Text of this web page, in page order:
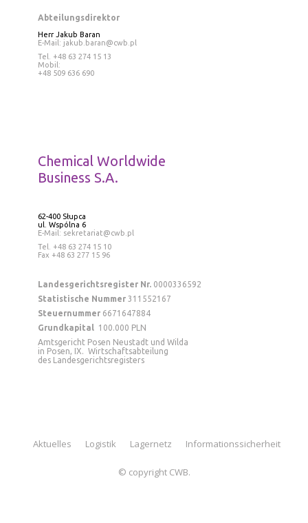
Abteilungsdirektor
Herr Jakub Baran
E-Mail: jakub.baran@cwb.pl
Tel . +48 63 274 15 13
Mobil:
+48 509 636 690
Chemical Worldwide
Business S.A.
62-400 Słupca
ul. Wspólna 6
E-Mail: sekretariat@cwb.pl
Tel . +48 63 274 15 10
Fax +48 63 277 15 96
Landesgerichtsregister Nr.0000336592
Statistische Nummer311552167
Steuernummer6671647884
Grundkapital 100.000 PLN
Amtsgericht Posen Neustadt und Wilda
in Posen, IX. Wirtschaftsabteilung
des Landesgerichtsregisters
Aktuelles Logistik Lagernetz Informationssicherheit
© copyright CWB.